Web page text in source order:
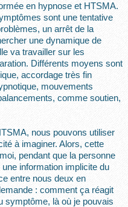
en hypnose et HTSMA.
sont une tentative
un arrêt de la
une dynamique de
va travailler sur les
Différents moyens sont
accordage très fin
mouvements
comme soutien,
nous pouvons utiliser
à imaginer. Alors, cette
pendant que la personne
information implicite du
entre nous deux en
: comment ça réagit
symptôme, là où je pouvais